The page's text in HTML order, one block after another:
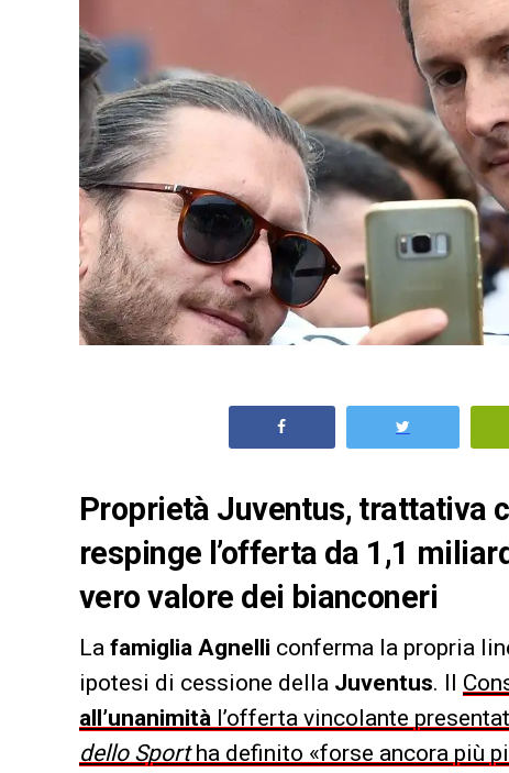
Proprietà Juventus, trattativa
respinge l’offerta da 1,1
vero valore dei bianconeri
La famiglia Agnelli conferma la propria
ipotesi di cessione della Juventus. Il
all’unanimità l’offerta vincolante
dello Sportha definito «forse ancora più